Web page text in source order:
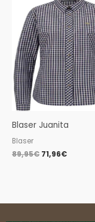
Blaser Juanita
Blaser
89,95€
price
was:
89,95€.
71,96€
price
is:
71,96€.